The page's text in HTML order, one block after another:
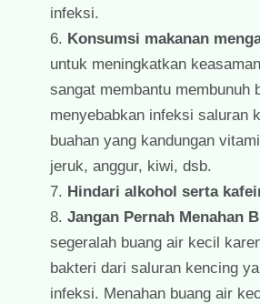
infeksi.
Konsumsi makanan
untuk meningkatkan
sangat membantu membunuh
menyebabkan infeksi saluran
buahan yang kandungan
jeruk, anggur, kiwi, dsb.
Hindari alkohol serta
Jangan Pernah Menahan
segeralah buang air kecil
bakteri dari saluran kencing
infeksi. Menahan buang air